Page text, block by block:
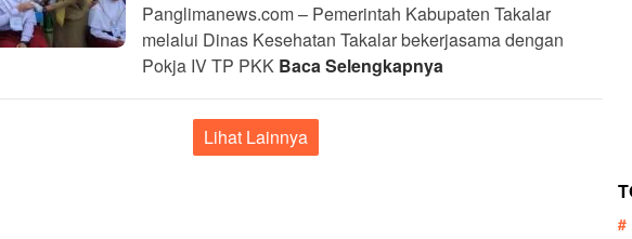
Panglimanews.com – Pemerintah Kabupaten Takalar
melalui Dinas Kesehatan Takalar bekerjasama dengan
Pokja IV TP PKK Baca Selengkapnya
Lihat Lainnya